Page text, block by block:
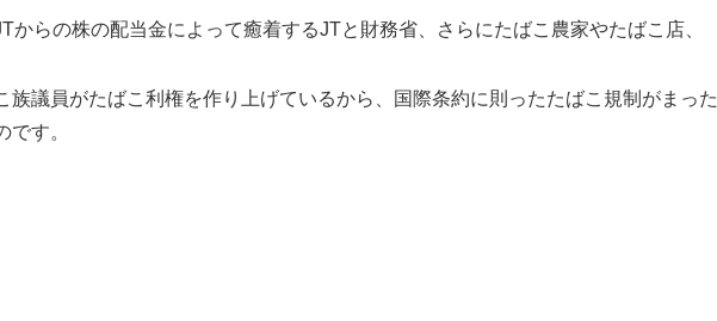
からの株の配当金によって癒着するJTと財務省、さらにたばこ農家やたばこ店、
族議員がたばこ利権を作り上げているから、国際条約に則ったたばこ規制がまった
です。